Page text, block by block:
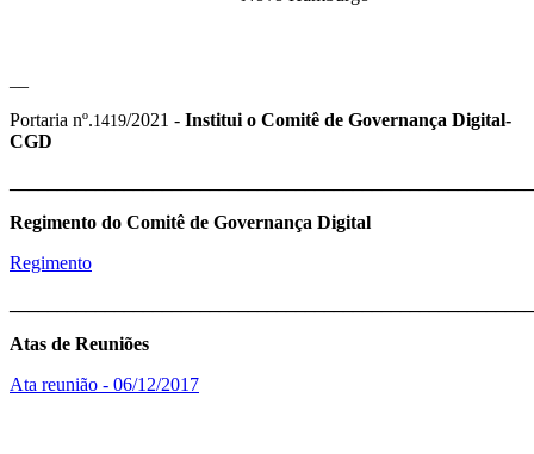
Portaria nº.1419/2021 - Institui o Comitê de Governança Digital-
CGD
Regimento do Comitê de Governança Digital
Regimento
Atas de Reuniões
Ata reunião - 06/12/2017